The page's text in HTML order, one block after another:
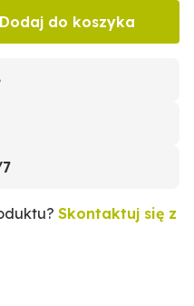
Dodaj do koszyka
Skontaktuj się z